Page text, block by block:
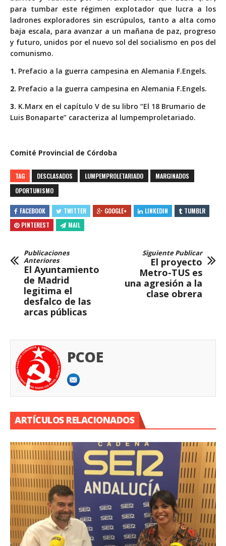
para tumbar este régimen explotador que lucra a los
ladrones exploradores sin escrúpulos, tanto a alta como
baja escala, para avanzar a un mañana de paz, progreso
y futuro, unidos por el nuevo sol del socialismo en pos del
comunismo.
1. Prefacio a la guerra campesina en Alemania F.Engels.
2. Prefacio a la guerra campesina en Alemania F.Engels.
3. K.Marx en el capítulo V de su libro “El 18 Brumario de
Luis Bonaparte” caracteriza al lumpemproletariado.
Comité Provincial de Córdoba
TAG DESCLASADOS LUMPEMPROLETARIADO
MARGINADOS
OPORTUNISMO
FACEBOOK TWITTER GOOGLE+ LINKEDIN
TUMBLR
PINTEREST
MAIL
Publicaciones
Anteriores
El Ayuntamiento
de Madrid
legitima el
desfalco de las
arcas públicas
Siguiente Publicar
El proyecto
Metro-TUS es
una agresión a la
clase obrera
PCOE
ARTÍCULOS RELACIONADOS